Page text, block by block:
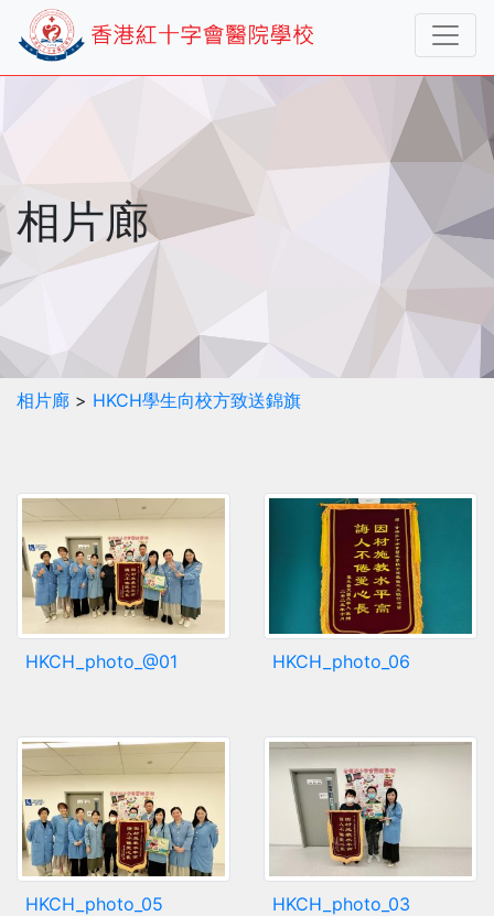
相片廊
相片廊 > HKCH學生向校方致送錦旗
HKCH_photo_@01 HKCH_photo_06
HKCH_photo_05 HKCH_photo_03